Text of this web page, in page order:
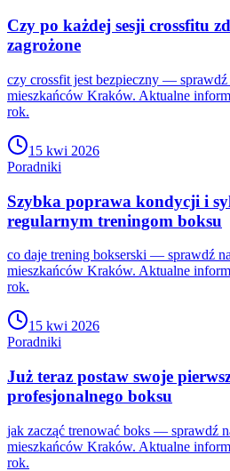
Czy po każdej sesji crossfitu
zagrożone
czy crossfit jest bezpieczny — sprawdź
mieszkańców Kraków. Aktualne
rok.
15 kwi 2026
Poradniki
Szybka poprawa kondycji i
regularnym treningom boksu
co daje trening bokserski — sprawdź
mieszkańców Kraków. Aktualne
rok.
15 kwi 2026
Poradniki
Już teraz postaw swoje
profesjonalnego boksu
jak zacząć trenować boks — sprawdź
mieszkańców Kraków. Aktualne
rok.